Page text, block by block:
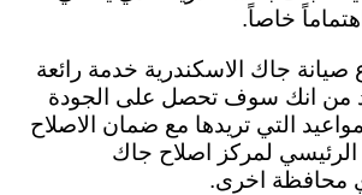
خاصاً.
صيانة جاك الاسكندرية خدمة رائعة
من انك سوف تحصل على الجودة
التي تريدها مع ضمان الاصلاح
الرئيسي لمركز اصلاح جاك
محافظة اخرى.